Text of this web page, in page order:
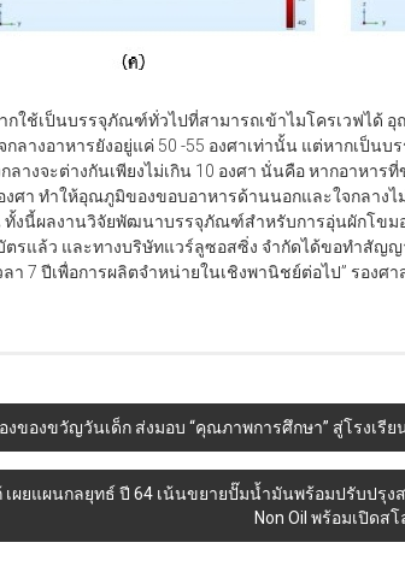
กใช้เป็นบรรจุภัณฑ์ทั่วไปที่สามารถเข้าไมโครเวฟได้
ลางอาหารยังอยู่แค่ 50 -55 องศาเท่านั้น แต่หากเป็
ลางจะต่างกันเพียงไม่เกิน 10 องศา นั่นคือ หากอาหา
งศา ทำให้อุณภูมิของขอบอาหารด้านนอกและใจกลาง
ทั้งนี้ผลงานวิจัยพัฒนาบรรจุภัณฑ์สำหรับการอุ่นผักโข
รแล้ว และทางบริษัทแวร์ลูซอสซิ่ง จำกัดได้ขอทำสัญ
ลา 7 ปีเพื่อการผลิตจำหน่ายในเชิงพานิชย์ต่อไป” รองศ
งของขวัญวันเด็ก ส่งมอบ “คุณภาพการศึกษา” สู่โรงเรีย
เผยแผนกลยุทธ์ ปี 64 เน้นขยายปั๊มน้ำมันพร้อมปรับปรุ
Non Oil พร้อมเปิดส